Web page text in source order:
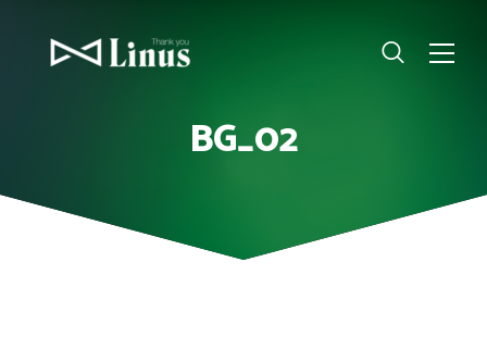
BG_02